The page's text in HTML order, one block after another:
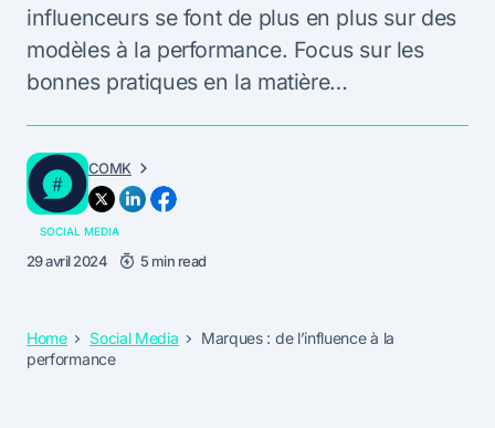
influenceurs se font de plus en plus sur des
modèles à la performance. Focus sur les
bonnes pratiques en la matière…
COMK
SOCIAL MEDIA
29 avril 2024 5 min read
Home Social Media
Marques : de l’influence à la
performance